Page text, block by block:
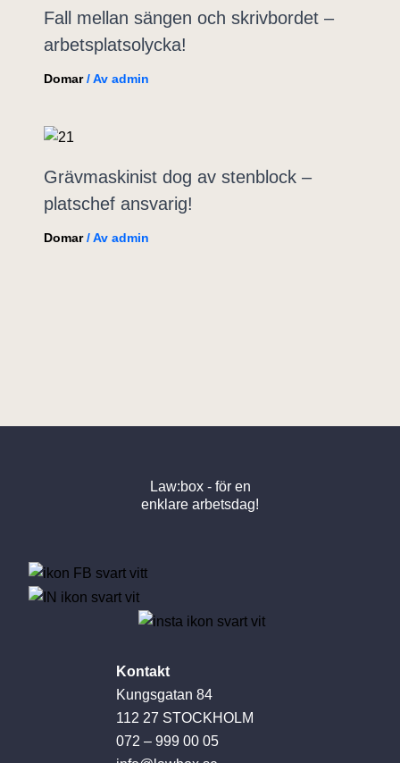
Fall mellan sängen och skrivbordet –
arbetsplatsolycka!
Domar/ Av admin
Grävmaskinist dog av stenblock –
platschef ansvarig!
Domar/ Av admin
Law:box - för en
enklare arbetsdag!
Kontakt
Kungsgatan 84
112 27 STOCKHOLM
072 – 999 00 05